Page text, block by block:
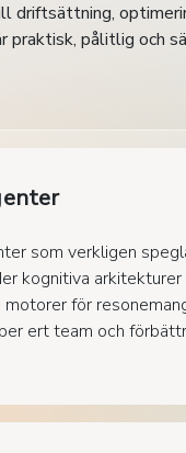
driftsättning,
praktisk, pålitlig och
som verkligen
kognitiva
för
ert team och